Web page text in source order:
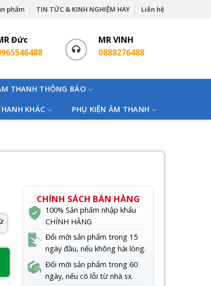
phẩm TIN TỨC & KINH NGHIỆM HAY Liên hệ
Đức
MR VINH
0888276488
THANH THÔNG BÁO
KHÁC PHỤ KIỆN ÂM THANH
CHÍNH SÁCH BÁN HÀNG
100% Sản phẩm nhập khẩu
CHÍNH HÃNG
Đổi mới sản phẩm trong 15
ngày đầu, nếu không hài lòng.
Đổi mới sản phẩm trong 60
ngày, nếu có lỗi từ nhà sx.